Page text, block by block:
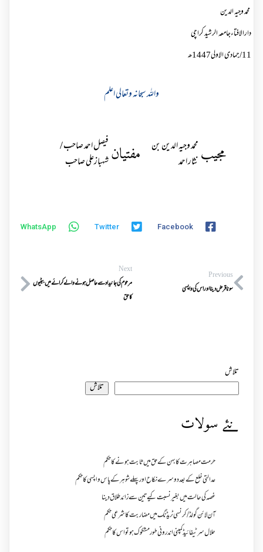
محمد وجیہ الدین
دارالافتاءجامعہ الرشید کراچی
11/جمادی الاولی1447ھ
واللہ سبحانہ وتعالی اعلم
مجیب محمد وجیہ الدین بن
نثار احمد
مفتیان فیصل احمد صاحب /
شہبازعلی صاحب
Facebook
Twitter
WhatsApp
Previous
سونا قرض دینا اور اس کی واپسی
Next
مرحوم کی جائیداد سے حاصل ہونے والے کرائے میں بیٹیوں
کا حق
تلاش
تلاش
نئے سولات
حرمت مصاہرت کا بہن کے حق میں ثابت ہونے کا حکم
عدالتی خلع کے بعد دوسرے نکاح اور پہلے شوہر کے پاس واپسی کا حکم
غصہ کی حالت میں بغیر نسبت کیے تین سے زائد طلاق دینا
آن لائن گولڈ /کرنسی ٹریڈنگ میں مضاربت کا شرعی حکم
حلال سرٹیفائیڈ کمپنی اندرونی طور مشکوک ہو تو اس کا حکم